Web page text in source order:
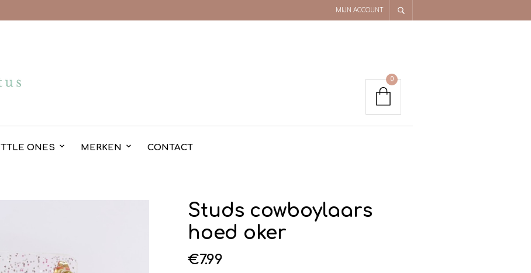
MIJN ACCOUNT
ONES MERKEN CONTACT
0
Studs cowboylaars
hoed oker
€7.99